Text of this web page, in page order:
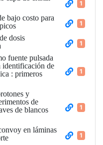
1
bajo costo para
1
dosis
1
fuente pulsada
identificación de
: primeros
1
y
de
de blancos
1
en láminas
1